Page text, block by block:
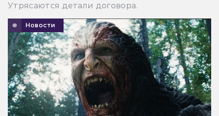
Утрясаются детали договора.
Новости